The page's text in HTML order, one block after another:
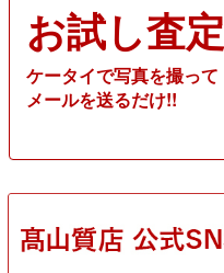
お試し査定
ケータイで写真を撮って
メールを送るだけ!!